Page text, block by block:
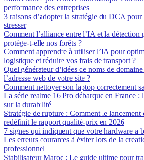
performance des entreprises
3 raisons d’adopter la stratégie du DCA
stresser
Comment l’alliance entre l’IA et la détection
protège-t-elle nos forêts ?
Comment apprendre à utiliser l’IA pour
logistique et réduire vos frais de transport ?
Quel générateur d’idées de noms de
l’adresse web de votre site ?
Comment nettoyer son laptop correctement
La série realme 16 Pro débarque en France :
sur la durabilité
Stratégie de rupture : Comment le lancement
redéfinit le rapport qualité-prix en 2026
7 signes qui indiquent que votre hardware a
Les erreurs courantes à éviter lors de la
professionnel
Stabilisateur Maroc : Le guide ultime pour